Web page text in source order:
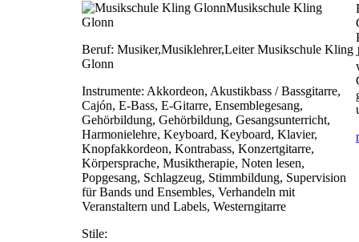
Musikschule Kling
Glonn
Beruf: Musiker,Musiklehrer,Leiter Musikschule Kling
Glonn
Instrumente: Akkordeon, Akustikbass / Bassgitarre,
Cajón, E-Bass, E-Gitarre, Ensemblegesang,
Gehörbildung, Gehörbildung, Gesangsunterricht,
Harmonielehre, Keyboard, Keyboard, Klavier,
Knopfakkordeon, Kontrabass, Konzertgitarre,
Körpersprache, Musiktherapie, Noten lesen,
Popgesang, Schlagzeug, Stimmbildung, Supervision
für Bands und Ensembles, Verhandeln mit
Veranstaltern und Labels, Westerngitarre
Stile: